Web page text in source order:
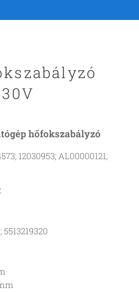
hőfokszabályzó
12030953; AL00000121;
5513219320